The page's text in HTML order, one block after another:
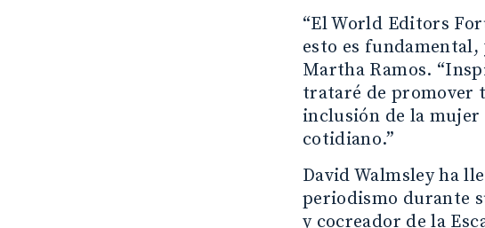
“El World Editors
esto es
Martha Ramos.
trataré de promover
inclusión de la mujer
cotidiano.”
David Walmsley ha
periodismo durante
y cocreador de la